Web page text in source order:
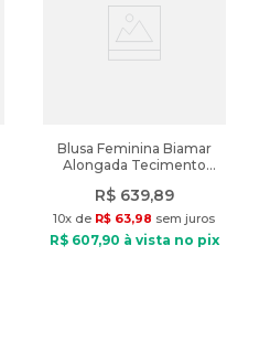
Blusa Feminina Biamar
Alongada Tecimento
R$ 639,89
10x de R$ 63,98 sem juros
R$ 607,90 à vista no pix